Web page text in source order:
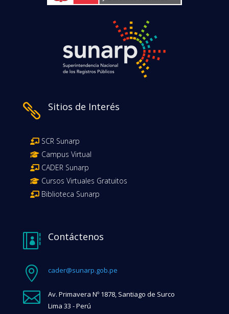
 Sitios de Interés
SCR Sunarp
Campus Virtual
CADER Sunarp
Cursos Virtuales Gratuitos
Biblioteca Sunarp
 Contáctenos
 cader@sunarp.gob.pe

Av. Primavera Nº 1878, Santiago de Surco
Lima 33 - Perú